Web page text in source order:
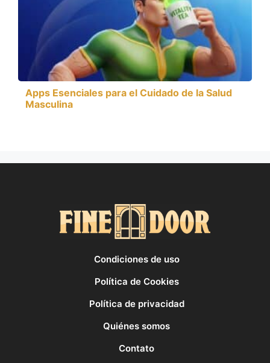
Apps Esenciales para el Cuidado de la Salud
Masculina
Condiciones de uso
Política de Cookies
Política de privacidad
Quiénes somos
Contato